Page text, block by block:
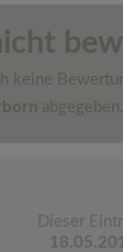
keine
abgegeben.
Dieser